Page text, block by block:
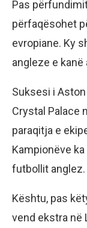
Pas
përfaqësohet
evropiane. Ky
angleze e
Suksesi i
Crystal Palace
paraqitja e
Kampionëve
futbollit anglez.
Kështu, pas
vend ekstra në